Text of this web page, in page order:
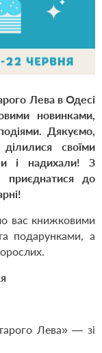
Лева в Одесі
новинками,
Дякуємо,
своїми
і надихали! З
приєднатися до
вас книжковими
подарунками, а
Лева» — зі